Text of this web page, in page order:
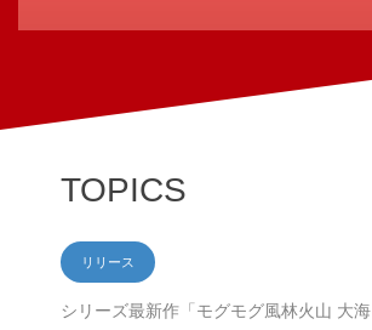
TOPICS
リリース
シリーズ最新作「モグモグ風林火山 大海